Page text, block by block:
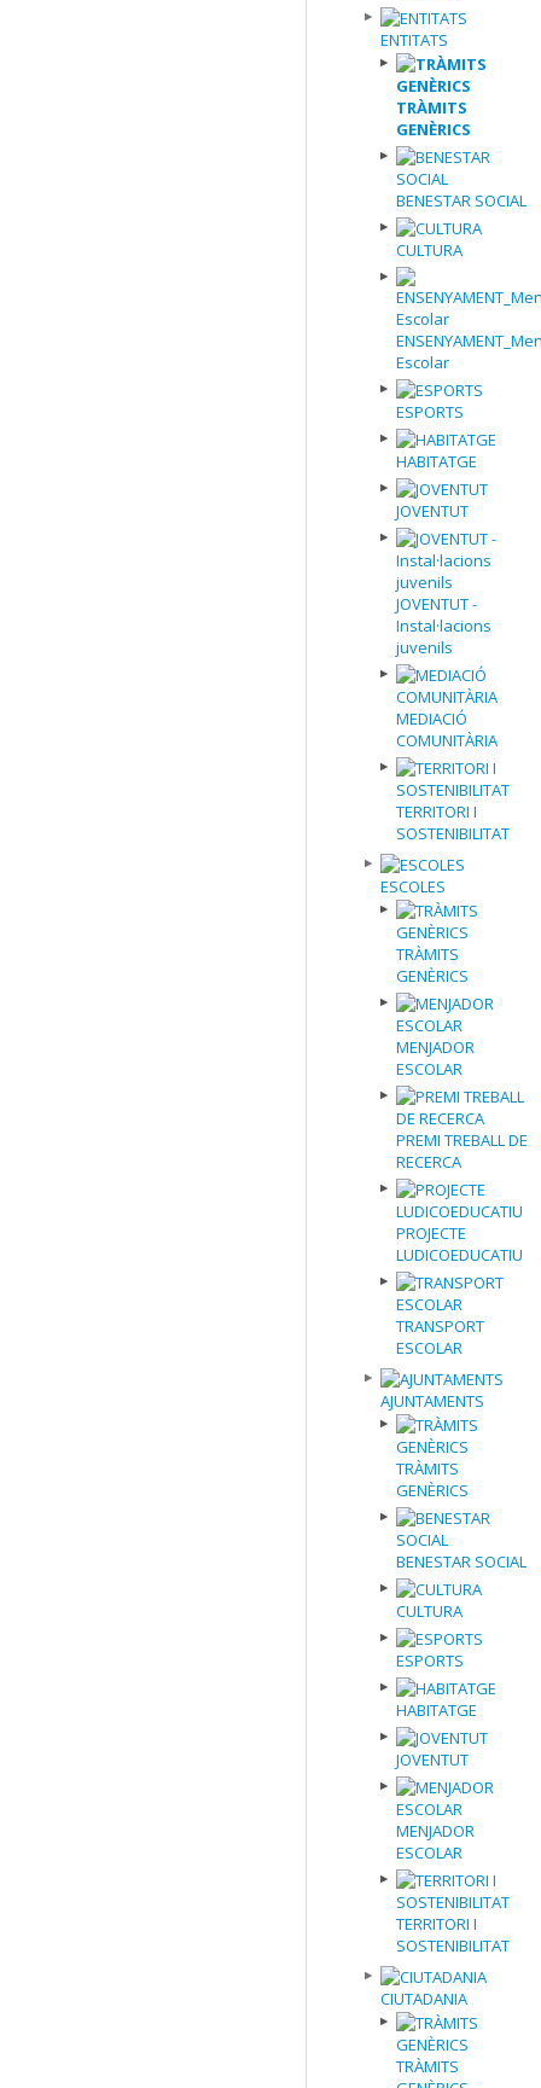
ENTITATS
TRÀMITS
GENÈRICS
BENESTAR SOCIAL
CULTURA
Escolar
ESPORTS
HABITATGE
JOVENTUT
JOVENTUT -
Instal·lacions
juvenils
MEDIACIÓ
COMUNITÀRIA
TERRITORI I
SOSTENIBILITAT
ESCOLES
TRÀMITS
GENÈRICS
MENJADOR
ESCOLAR
PREMI TREBALL DE
RECERCA
PROJECTE
LUDICOEDUCATIU
TRANSPORT
ESCOLAR
AJUNTAMENTS
TRÀMITS
GENÈRICS
BENESTAR SOCIAL
CULTURA
ESPORTS
HABITATGE
JOVENTUT
MENJADOR
ESCOLAR
TERRITORI I
SOSTENIBILITAT
CIUTADANIA
TRÀMITS